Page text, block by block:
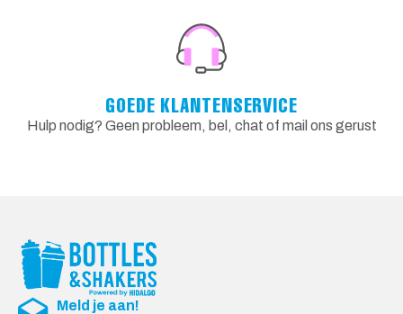
GOEDE KLANTENSERVICE
Hulp nodig? Geen probleem, bel, chat of mail ons gerust
Meld je aan!